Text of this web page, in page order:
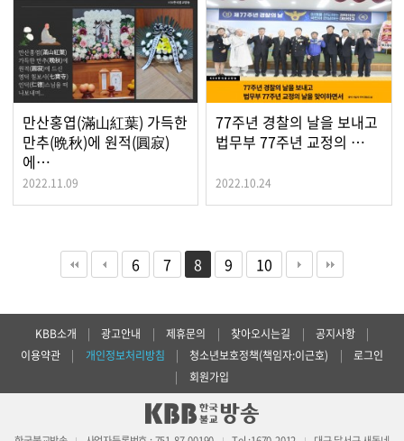
만산홍엽(滿山紅葉) 가득한
만추(晩秋)에 원적(圓寂)
에…
2022.11.09
77주년 경찰의 날을 보내고
법무부 77주년 교정의 …
2022.10.24
6 7 8 9 10
KBB소개 | 광고안내 | 제휴문의 | 찾아오시는길 | 공지사항
|
이용약관
| 개인정보처리방침 | 청소년보호정책(책임자:이근호) |
로그인
|
회원가입